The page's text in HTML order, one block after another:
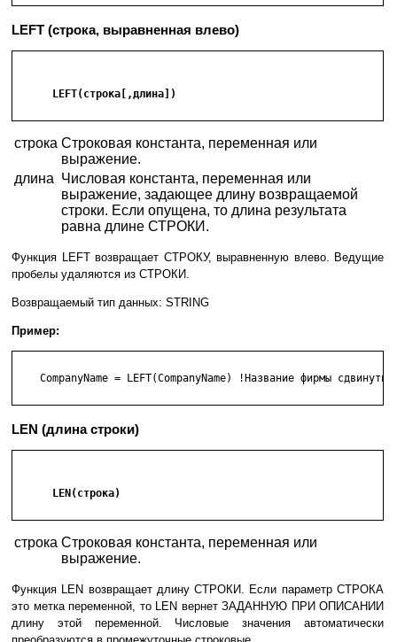
LEFT (строка, выравненная влево)
      LEFT(строка[,длина])
строка Строковая константа, переменная или
выражение.
длина Числовая константа, переменная или
выражение, задающее длину возвращаемой
строки. Если опущена, то длина результата
равна длине СТРОКИ.
Функция LEFT возвращает СТРОКУ, выравненную влево. Ведущие
пробелы удаляются из СТРОКИ.
Возвращаемый тип данных: STRING
Пример:
CompanyName = LEFT(CompanyName) !Название фирмы сдвинуть
LEN (длина строки)
      LEN(строка)
строка Строковая константа, переменная или
выражение.
Функция LEN возвращает длину СТРОКИ. Если параметр СТРОКА
это метка переменной, то LEN вернет ЗАДАННУЮ ПРИ ОПИСАНИИ
длину этой переменной. Числовые значения автоматически